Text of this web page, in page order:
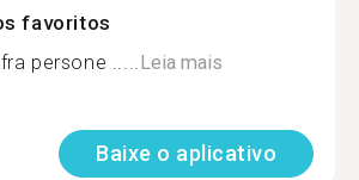
favoritos
persone .....Leia mais
Baixe o aplicativo